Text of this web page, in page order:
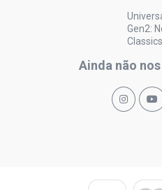
Gen2:
Ainda não